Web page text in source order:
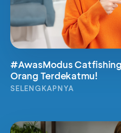
#AwasModus
Orang Terdekatmu!
SELENGKAPNYA